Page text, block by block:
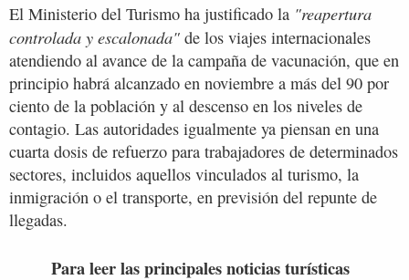
El Ministerio del Turismo ha justificado la "reapertura
controlada y escalonada" de los viajes internacionales
atendiendo al avance de la campaña de vacunación, que en
principio habrá alcanzado en noviembre a más del 90 por
ciento de la población y al descenso en los niveles de
contagio. Las autoridades igualmente ya piensan en una
cuarta dosis de refuerzo para trabajadores de determinados
sectores, incluidos aquellos vinculados al turismo, la
inmigración o el transporte, en previsión del repunte de
llegadas.
Para leer las principales noticias turísticas